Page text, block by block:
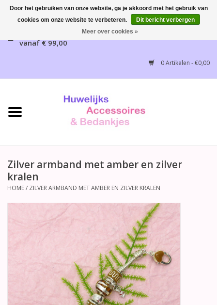
Gratis verzending mogelijk, NL vanaf € 65,00, België
vanaf € 99,00
0 Artikelen - €0,00
Home
Bruidsaccessoires
Huwelijksreceptie
Disney Huwelijk
Betty Boop Huwelijk
Jubileum
Geboorte, Doop en
Zilver armband met amber en zilver
kralen
HOME/ ZILVER ARMBAND MET AMBER EN ZILVER KRALEN
Door het gebruiken van onze website, ga je akkoord met het gebruik van
cookies om onze website te verbeteren.
Dit bericht verbergen
Meer over cookies »